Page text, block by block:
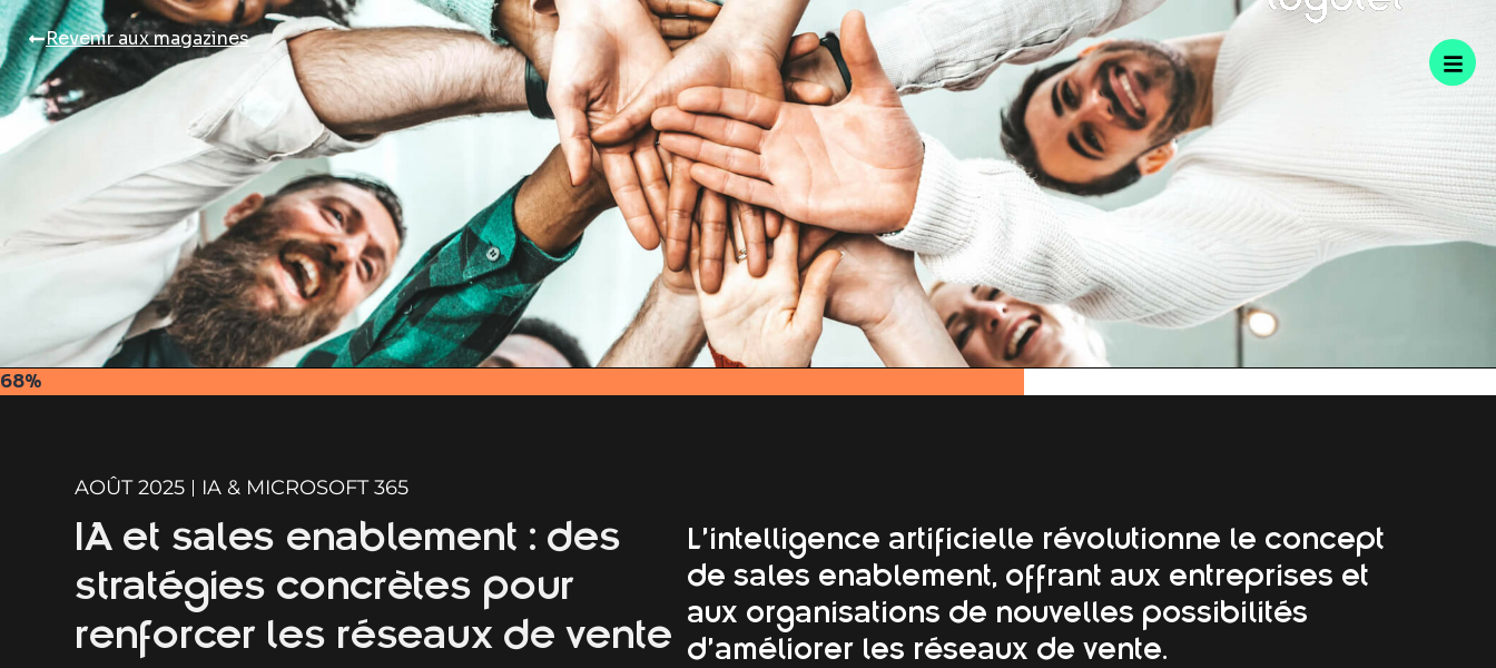
Revenir aux magazines
68%
AOÛT 2025 IA & MICROSOFT 365
IA et sales enablement : des
stratégies concrètes pour
renforcer les réseaux de vente
L’intelligence artificielle révolutionne le concept
de sales enablement, offrant aux entreprises et
aux organisations de nouvelles possibilités
d’améliorer les réseaux de vente.